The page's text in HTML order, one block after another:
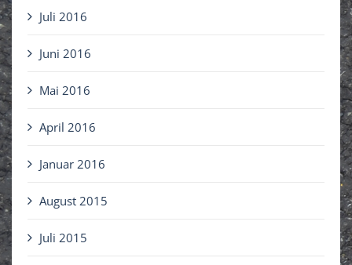
Juli 2016
Juni 2016
Mai 2016
April 2016
Januar 2016
August 2015
Juli 2015